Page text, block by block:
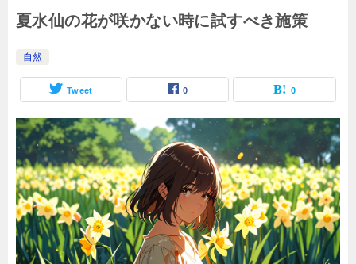
夏水仙の花が咲かない時に試すべき施策
自然
Tweet 0 0